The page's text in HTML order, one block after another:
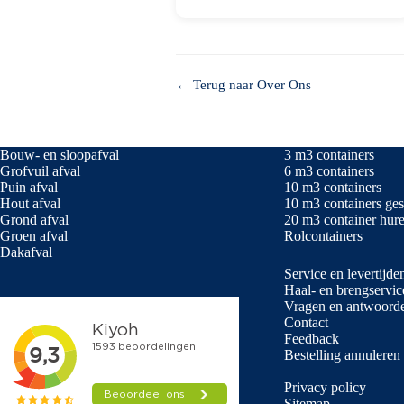
← Terug naar Over Ons
Bouw- en sloopafval
Grofvuil afval
Puin afval
Hout afval
Grond afval
Groen afval
Dakafval
3 m3 containers
6 m3 containers
10 m3 containers
10 m3 containers
20 m3 container
Rolcontainers
Service en
Haal- en
Vragen en
Contact
Feedback
Bestelling annuleren
Privacy policy